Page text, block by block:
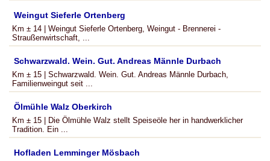
Weingut Sieferle Ortenberg
Km ± 14 | Weingut Sieferle Ortenberg, Weingut - Brennerei -
Straußenwirtschaft, ...
Schwarzwald. Wein. Gut. Andreas Männle Durbach
Km ± 15 | Schwarzwald. Wein. Gut. Andreas Männle Durbach,
Familienweingut seit ...
Ölmühle Walz Oberkirch
Km ± 15 | Die Ölmühle Walz stellt Speiseöle her in handwerklicher
Tradition. Ein ...
Hofladen Lemminger Mösbach